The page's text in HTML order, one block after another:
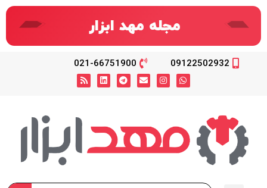
مجله مهد ابزار
09122502932
021-66751900